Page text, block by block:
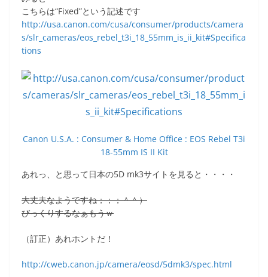
こちらは“Fixed”という記述です
http://usa.canon.com/cusa/consumer/products/camera
s/slr_cameras/eos_rebel_t3i_18_55mm_is_ii_kit#Specifica
tions
Canon U.S.A. : Consumer & Home Office : EOS Rebel T3i
18-55mm IS II Kit
あれっ、と思って日本の5D mk3サイトを見ると・・・・
大丈夫なようですね；；；＾＾）
びっくりするなぁもうｗ
（訂正）あれホントだ！
http://cweb.canon.jp/camera/eosd/5dmk3/spec.html